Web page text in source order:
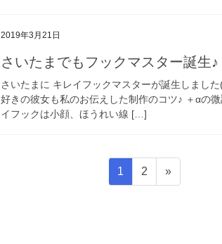
2019年3月21日
さいたまでもフックマスター誕生♪
さいたまに キレイフックマスターが誕生しまし
好きの彼女も私のお伝えした制作のコツ♪ ＋αの
イフックは小顔、ほうれい線 […]
固
定
1
固
定
2 »